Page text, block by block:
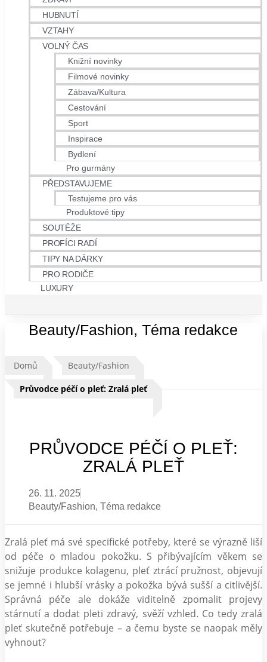
HUBNUTÍ
VZTAHY
VOLNÝ ČAS
Knižní novinky
Filmové novinky
Zábava/Kultura
Cestování
Sport
Inspirace
Bydlení
Pro gurmány
PŘEDSTAVUJEME
Testujeme pro vás
Produktové tipy
SOUTĚŽE
PROFÍCI RADÍ
TIPY NA DÁRKY
PRO RODIČE
LUXURY
Beauty/Fashion, Téma redakce
Domů Beauty/Fashion
Průvodce péčí o pleť: Zralá pleť
PRŮVODCE PÉČÍ O PLEŤ:
ZRALÁ PLEŤ
26. 11. 2025
Beauty/Fashion, Téma redakce
Zralá pleť má své specifické potřeby, které se výrazně liší
od péče o mladou pokožku. S přibývajícím věkem se
snižuje produkce kolagenu, pleť ztrácí pružnost, objevují
se jemné i hlubší vrásky a pokožka bývá sušší a citlivější.
Správná péče ale dokáže viditelně zpomalit projevy
stárnutí a dodat pleti zdravý, svěží vzhled. Co tedy zralá
pleť skutečně potřebuje – a čemu byste se naopak měly
vyhnout?